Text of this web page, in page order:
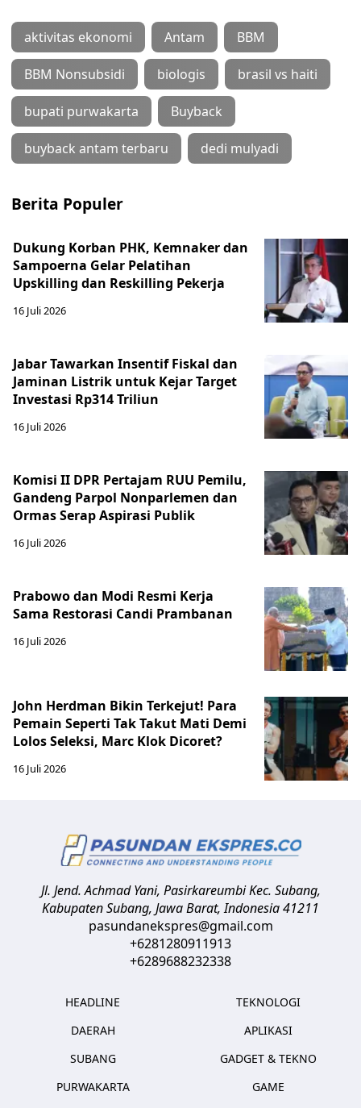
aktivitas ekonomi Antam BBM
BBM Nonsubsidi biologis brasil vs haiti
bupati purwakarta Buyback
buyback antam terbaru dedi mulyadi
Berita Populer
Dukung Korban PHK, Kemnaker dan
Sampoerna Gelar Pelatihan
Upskilling dan Reskilling Pekerja
16 Juli 2026
Jabar Tawarkan Insentif Fiskal dan
Jaminan Listrik untuk Kejar Target
Investasi Rp314 Triliun
16 Juli 2026
Komisi II DPR Pertajam RUU Pemilu,
Gandeng Parpol Nonparlemen dan
Ormas Serap Aspirasi Publik
16 Juli 2026
Prabowo dan Modi Resmi Kerja
Sama Restorasi Candi Prambanan
16 Juli 2026
John Herdman Bikin Terkejut! Para
Pemain Seperti Tak Takut Mati Demi
Lolos Seleksi, Marc Klok Dicoret?
16 Juli 2026
Jl. Jend. Achmad Yani, Pasirkareumbi Kec. Subang,
Kabupaten Subang, Jawa Barat,Indonesia41211
pasundanekspres@gmail.com
+6281280911913
+6289688232338
HEADLINE
DAERAH
SUBANG
PURWAKARTA
TEKNOLOGI
APLIKASI
GADGET & TEKNO
GAME